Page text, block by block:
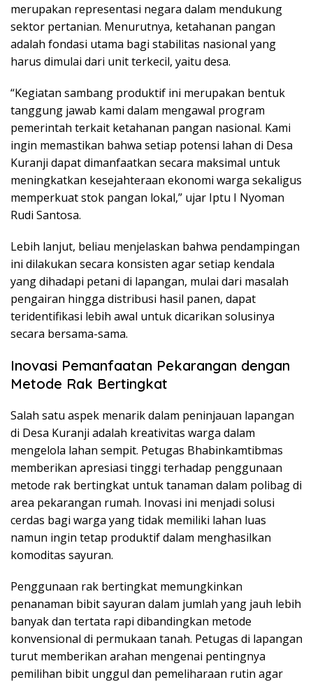
merupakan representasi negara dalam mendukung
sektor pertanian. Menurutnya, ketahanan pangan
adalah fondasi utama bagi stabilitas nasional yang
harus dimulai dari unit terkecil, yaitu desa.
“Kegiatan sambang produktif ini merupakan bentuk
tanggung jawab kami dalam mengawal program
pemerintah terkait ketahanan pangan nasional. Kami
ingin memastikan bahwa setiap potensi lahan di Desa
Kuranji dapat dimanfaatkan secara maksimal untuk
meningkatkan kesejahteraan ekonomi warga sekaligus
memperkuat stok pangan lokal,” ujar Iptu I Nyoman
Rudi Santosa.
Lebih lanjut, beliau menjelaskan bahwa pendampingan
ini dilakukan secara konsisten agar setiap kendala
yang dihadapi petani di lapangan, mulai dari masalah
pengairan hingga distribusi hasil panen, dapat
teridentifikasi lebih awal untuk dicarikan solusinya
secara bersama-sama.
Inovasi Pemanfaatan Pekarangan dengan
Metode Rak Bertingkat
Salah satu aspek menarik dalam peninjauan lapangan
di Desa Kuranji adalah kreativitas warga dalam
mengelola lahan sempit. Petugas Bhabinkamtibmas
memberikan apresiasi tinggi terhadap penggunaan
metode rak bertingkat untuk tanaman dalam polibag di
area pekarangan rumah. Inovasi ini menjadi solusi
cerdas bagi warga yang tidak memiliki lahan luas
namun ingin tetap produktif dalam menghasilkan
komoditas sayuran.
Penggunaan rak bertingkat memungkinkan
penanaman bibit sayuran dalam jumlah yang jauh lebih
banyak dan tertata rapi dibandingkan metode
konvensional di permukaan tanah. Petugas di lapangan
turut memberikan arahan mengenai pentingnya
pemilihan bibit unggul dan pemeliharaan rutin agar